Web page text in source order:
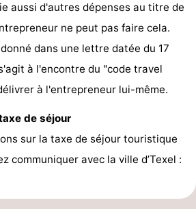
aussi d'autres dépenses au titre de
ne peut pas faire cela.
dans une lettre datée du 17
à l'encontre du "code travel
à l'entrepreneur lui-même.
de séjour
sur la taxe de séjour touristique
communiquer avec la ville d’Texel :